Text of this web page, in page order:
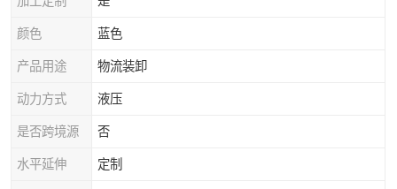
颜色 蓝色
产品用途 物流装卸
动力方式 液压
是否跨境源 否
水平延伸 定制